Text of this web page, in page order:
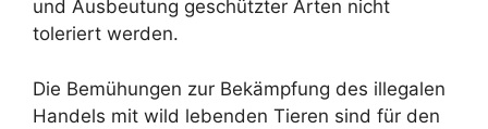
und Ausbeutung geschützter Arten nicht
toleriert werden.
Die Bemühungen zur Bekämpfung des illegalen
Handels mit wild lebenden Tieren sind für den